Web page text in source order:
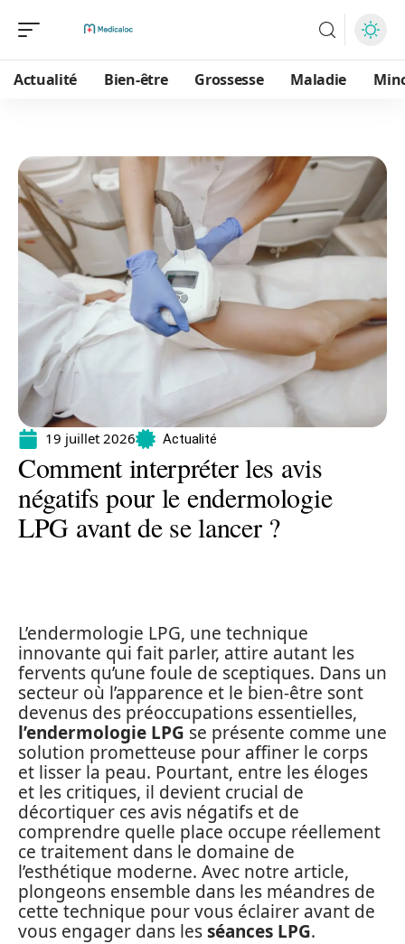
Actualité Bien-être Grossesse Maladie
19 juillet 2026 Actualité
Comment interpréter les avis
négatifs pour le endermologie
LPG avant de se lancer ?
L’endermologie LPG, une technique
innovante qui fait parler, attire autant les
fervents qu’une foule de sceptiques. Dans un
secteur où l’apparence et le bien-être sont
devenus des préoccupations essentielles,
l’endermologie LPG se présente comme une
solution prometteuse pour affiner le corps
et lisser la peau. Pourtant, entre les éloges
et les critiques, il devient crucial de
décortiquer ces avis négatifs et de
comprendre quelle place occupe réellement
ce traitement dans le domaine de
l’esthétique moderne. Avec notre article,
plongeons ensemble dans les méandres de
cette technique pour vous éclairer avant de
vous engager dans lesséances LPG.